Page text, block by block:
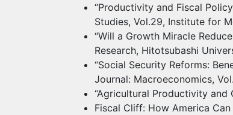
“Productivity and Fiscal
Studies, Vol.29, Institute for
“Will a Growth Miracle
Research, Hitotsubashi
“Social Security Reforms:
Journal: Macroeconomics,
“Agricultural Productivity and
Fiscal Cliff: How America